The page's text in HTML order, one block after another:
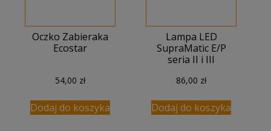
Oczko Zabieraka
Ecostar
54,00 zł
Dodaj do koszyka
Lampa LED
SupraMatic E/P
seria II i III
86,00 zł
Dodaj do koszyka